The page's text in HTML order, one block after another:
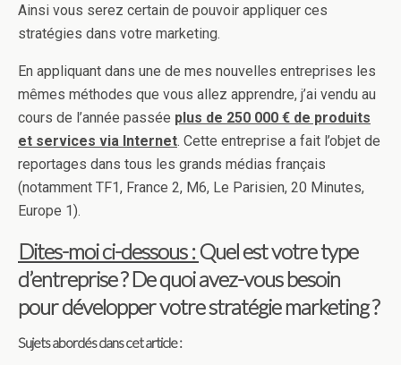
Ainsi vous serez certain de pouvoir appliquer ces
stratégies dans votre marketing.
En appliquant dans une de mes nouvelles entreprises les
mêmes méthodes que vous allez apprendre, j’ai vendu au
cours de l’année passée plus de 250 000 € de produits
et services via Internet. Cette entreprise a fait l’objet de
reportages dans tous les grands médias français
(notamment TF1, France 2, M6, Le Parisien, 20 Minutes,
Europe 1).
Dites-moi ci-dessous :Quel est votre type
d’entreprise ? De quoi avez-vous besoin
pour développer votre stratégie marketing ?
Sujets abordés dans cet article :